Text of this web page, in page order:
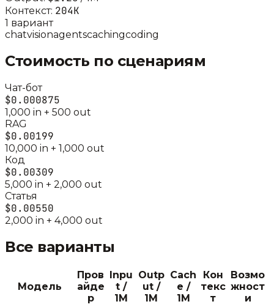
Контекст: 204K
1 вариант
chatvisionagentscachingcoding
Стоимость по сценариям
Чат-бот
$0.000875
1,000 in + 500 out
RAG
$0.00199
10,000 in + 1,000 out
Код
$0.00309
5,000 in + 2,000 out
Статья
$0.00550
2,000 in + 4,000 out
Все варианты
Модель
Пров
айде
р
Inpu
t /
1M
Outp
ut /
1M
Cach
e /
1M
Кон
текс
т
Возмо
жност
и